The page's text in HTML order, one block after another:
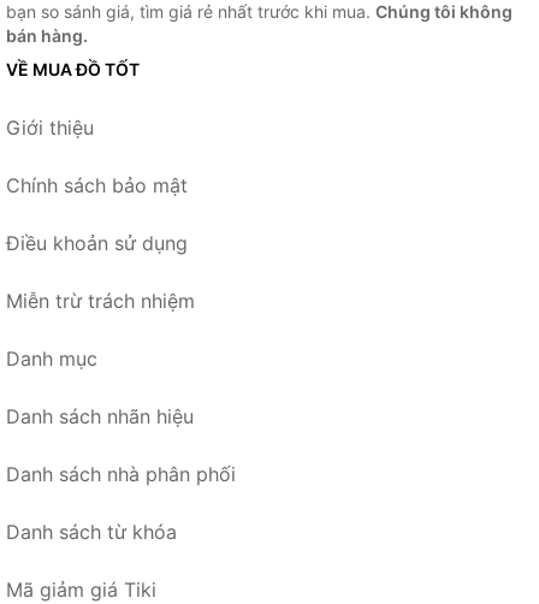
bạn so sánh giá, tìm giá rẻ nhất trước khi mua. Chúng tôi không
bán hàng.
VỀ MUA ĐỒ TỐT
Giới thiệu
Chính sách bảo mật
Điều khoản sử dụng
Miễn trừ trách nhiệm
Danh mục
Danh sách nhãn hiệu
Danh sách nhà phân phối
Danh sách từ khóa
Mã giảm giá Tiki